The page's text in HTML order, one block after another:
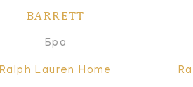
BARRETT
Бра
Ralph Lauren Home